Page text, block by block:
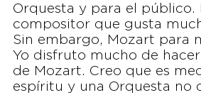
Orquesta y para el público.
compositor que gusta
Sin embargo, Mozart para
Yo disfruto mucho de
de Mozart. Creo que es
espíritu y una Orquesta no